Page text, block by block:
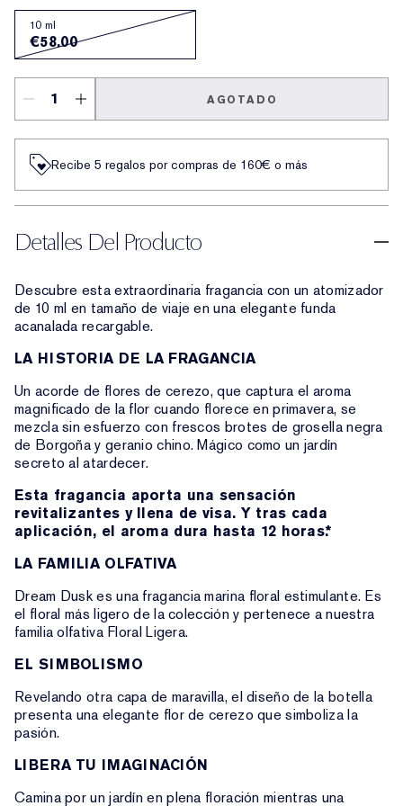
10 ml
€58.00
AGOTADO
Recibe 5 regalos por compras de 160€ o más
Detalles Del Producto
Descubre esta extraordinaria fragancia con un atomizador
de 10 ml en tamaño de viaje en una elegante funda
acanalada recargable.
LA HISTORIA DE LA FRAGANCIA
Un acorde de flores de cerezo, que captura el aroma
magnificado de la flor cuando florece en primavera, se
mezcla sin esfuerzo con frescos brotes de grosella negra
de Borgoña y geranio chino. Mágico como un jardín
secreto al atardecer.
Esta fragancia aporta una sensación
revitalizantes y llena de visa. Y tras cada
aplicación, el aroma dura hasta 12 horas.*
LA FAMILIA OLFATIVA
Dream Dusk es una fragancia marina floral estimulante. Es
el floral más ligero de la colección y pertenece a nuestra
familia olfativa Floral Ligera.
EL SIMBOLISMO
Revelando otra capa de maravilla, el diseño de la botella
presenta una elegante flor de cerezo que simboliza la
pasión.
LIBERA TU IMAGINACIÓN
Camina por un jardín en plena floración mientras una